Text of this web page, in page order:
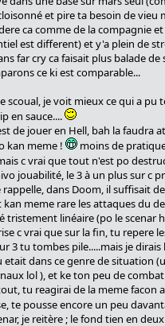
et pire ta besoin de
ca comme de la compagnie
est different) et y'a plein de
far cry ca faisait plus balade
ce ki est comparable...
scoual, je voit mieux ce qui a pu
en sauce....
de jouer en Hell, bah la faudra
kan meme !
moins de
c vrai que tout n'est po
jouabilité, le 3 à un plus sur c
rappelle, dans Doom, il suffisait
kan meme rare les attaques du
tristement linéaire (po le scenar
c vrai que sur la fin, tu repere
3 tu tombes pile.....mais je
etait dans ce genre de situation
lol ), et ke ton peu de
tu reagirai de la meme facon
te pousse encore un peu
je reitère ; le fond tien en